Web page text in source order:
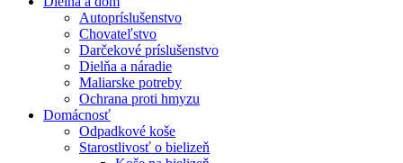
Autopríslušenstvo
Chovateľstvo
Darčekové príslušenstvo
Dielňa a náradie
Maliarske potreby
Ochrana proti hmyzu
Domácnosť
Odpadkové koše
Starostlivosť o bielizeň